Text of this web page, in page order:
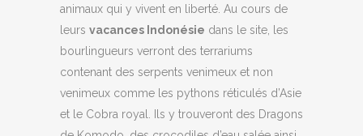
animaux qui y vivent en liberté. Au cours de
leurs vacances Indonésie dans le site, les
bourlingueurs verront des terrariums
contenant des serpents venimeux et non
venimeux comme les pythons réticulés d’Asie
et le Cobra royal. Ils y trouveront des Dragons